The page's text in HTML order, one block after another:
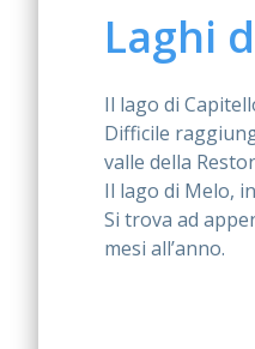
Laghi
Il lago di
Difficile
valle della
Il lago di Melo,
Si trova ad
mesi all’anno.